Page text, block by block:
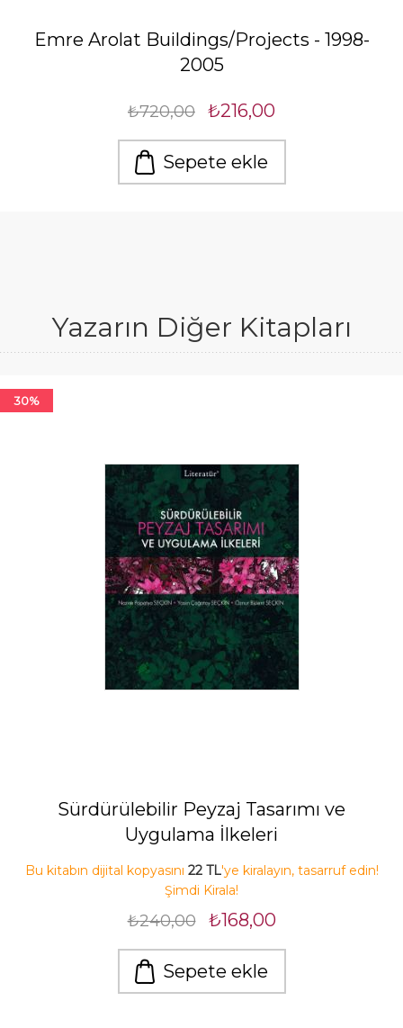
Emre Arolat Buildings/Projects - 1998-
2005
₺720,00 ₺216,00
Sepete ekle
Yazarın Diğer Kitapları
30%
Sürdürülebilir Peyzaj Tasarımı ve
Uygulama İlkeleri
Bu kitabın dijital kopyasını 22 TL'ye kiralayın, tasarruf edin!
Şimdi Kirala!
₺240,00 ₺168,00
Sepete ekle